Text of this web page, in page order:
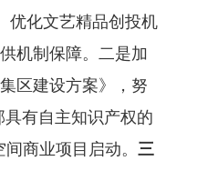
优化文艺精品创投机
机制保障。二是加
区建设方案》，努
具有自主知识产权的
商业项目启动。 三